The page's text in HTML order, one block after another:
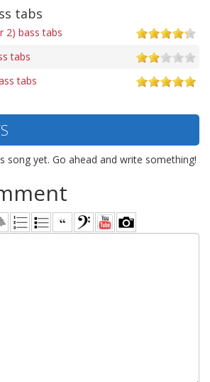
tabs
2) bass tabs
tabs
tabs
song yet. Go ahead and write something!